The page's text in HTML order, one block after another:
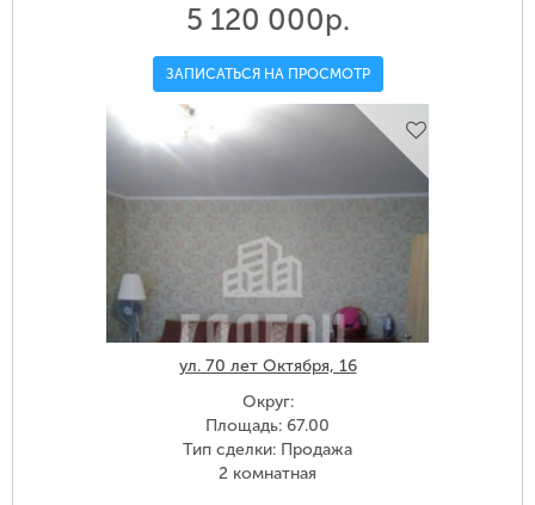
5 120 000р.
ЗАПИСАТЬСЯ НА ПРОСМОТР
ул. 70 лет Октября, 16
Округ:
Площадь: 67.00
Тип сделки: Продажа
2 комнатная